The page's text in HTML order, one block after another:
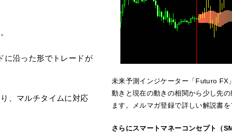
に沿った形でトレードが
、マルチタイムに対応
未来予測インジケーター「Futuro FX
動きと現在の動きの相関から少し先の
ます。メルマガ登録で詳しい解説書を
さらにスマートマネーコンセプト（